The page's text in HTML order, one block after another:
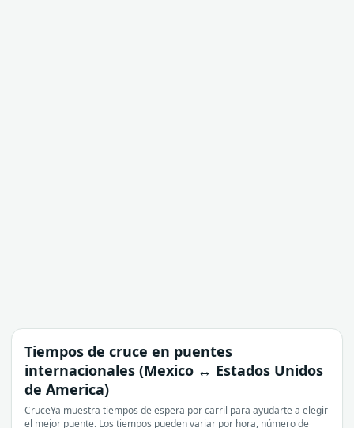
Tiempos de cruce en puentes
internacionales (Mexico ↔ Estados Unidos
de America)
CruceYa muestra tiempos de espera por carril para ayudarte a elegir
el mejor puente. Los tiempos pueden variar por hora, número de